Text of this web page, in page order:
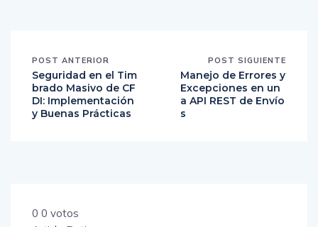
POST ANTERIOR
Seguridad en el Tim
brado Masivo de CF
DI: Implementación
y Buenas Prácticas
POST SIGUIENTE
Manejo de Errores y
Excepciones en un
a API REST de Envío
s
0 0 votos